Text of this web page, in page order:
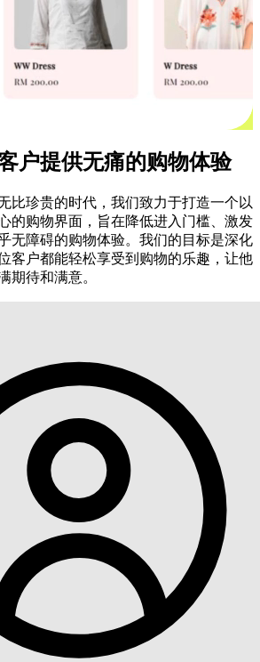
户提供无痛的购物体验
比珍贵的时代，我们致力于打造一个以
的购物界面，旨在降低进入门槛、激发
无障碍的购物体验。我们的目标是深化
客户都能轻松享受到购物的乐趣，让他
期待和满意。